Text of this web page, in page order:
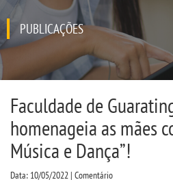
QUEM SOMOS
INFRAESTRUTURA
BIBLIOTECA
CPA
CPSA
PUBLICAÇÕES
Faculdade de
homenageia as mães
Música e Dança”!
Data: 10/05/2022 | Comentário